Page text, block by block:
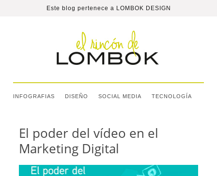
Este blog pertenece a LOMBOK DESIGN
INFOGRAFIAS DISEÑO SOCIAL MEDIA TECNOLOGÍA
El poder del vídeo en el
Marketing Digital